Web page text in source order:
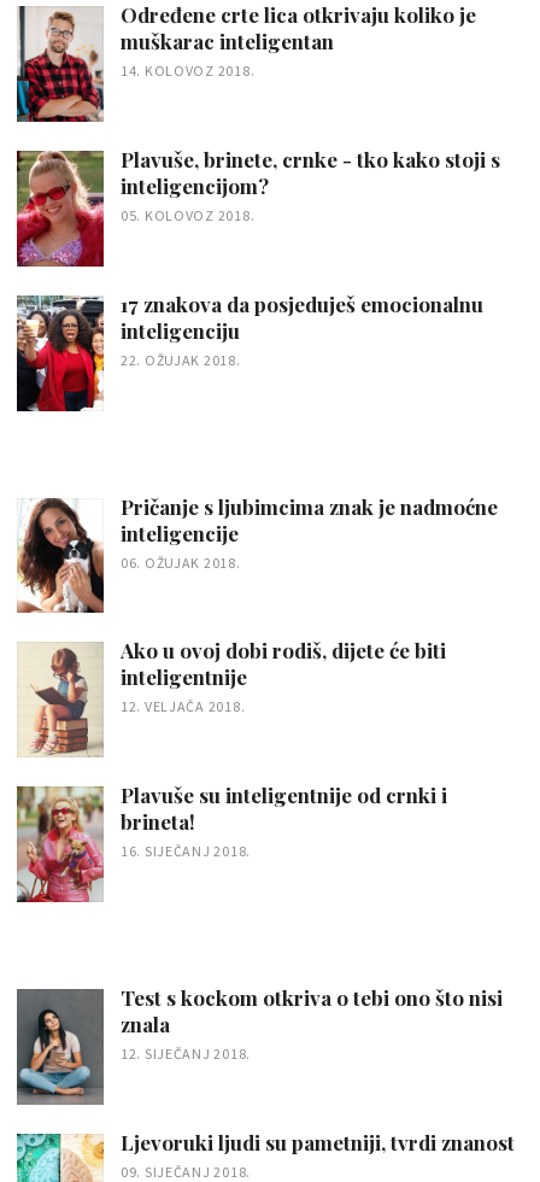
Određene crte lica otkrivaju koliko je
muškarac inteligentan
14. KOLOVOZ 2018.
Plavuše, brinete, crnke - tko kako stoji s
inteligencijom?
05. KOLOVOZ 2018.
17 znakova da posjeduješ emocionalnu
inteligenciju
22. OŽUJAK 2018.
Pričanje s ljubimcima znak je nadmoćne
inteligencije
06. OŽUJAK 2018.
Ako u ovoj dobi rodiš, dijete će biti
inteligentnije
12. VELJAČA 2018.
Plavuše su inteligentnije od crnki i
brineta!
16. SIJEČANJ 2018.
Test s kockom otkriva o tebi ono što nisi
znala
12. SIJEČANJ 2018.
Ljevoruki ljudi su pametniji, tvrdi znanost
09. SIJEČANJ 2018.